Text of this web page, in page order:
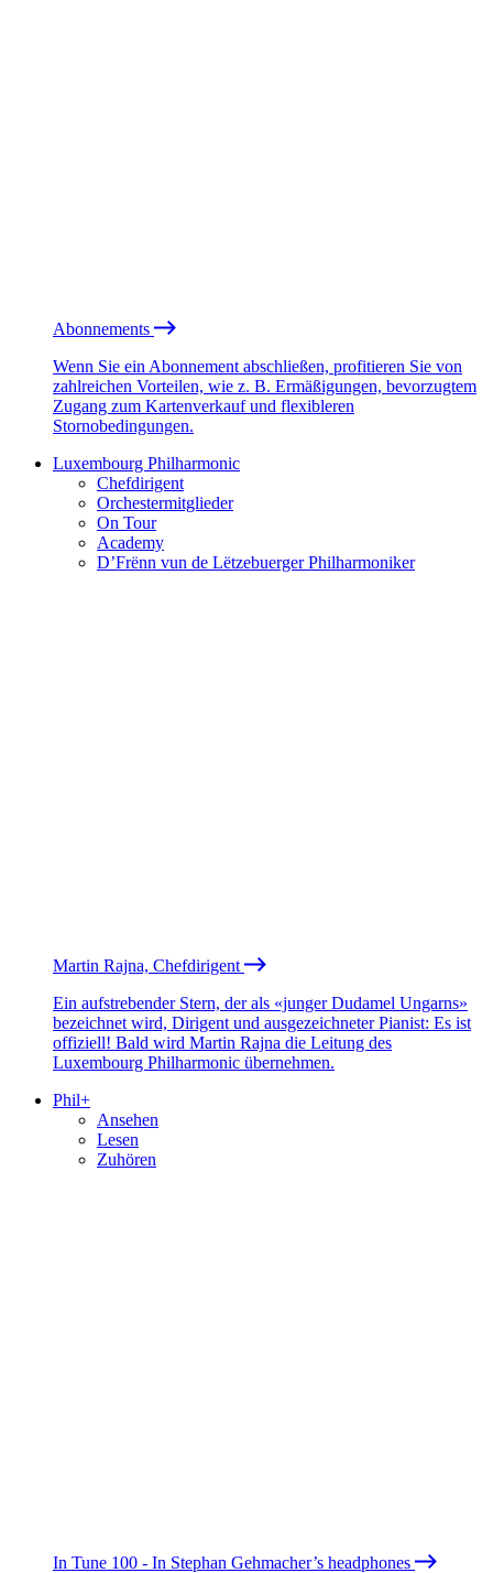
Abonnements
Wenn Sie ein Abonnement abschließen, profitieren Sie von
zahlreichen Vorteilen, wie z. B. Ermäßigungen, bevorzugtem
Zugang zum Kartenverkauf und flexibleren
Stornobedingungen.
Luxembourg Philharmonic
Chefdirigent
Orchestermitglieder
On Tour
Academy
D’Frënn vun de Lëtzebuerger Philharmoniker
Martin Rajna, Chefdirigent
Ein aufstrebender Stern, der als «junger Dudamel Ungarns»
bezeichnet wird, Dirigent und ausgezeichneter Pianist: Es ist
offiziell! Bald wird Martin Rajna die Leitung des
Luxembourg Philharmonic übernehmen.
Phil+
Ansehen
Lesen
Zuhören
In Tune 100 - In Stephan Gehmacher’s headphones